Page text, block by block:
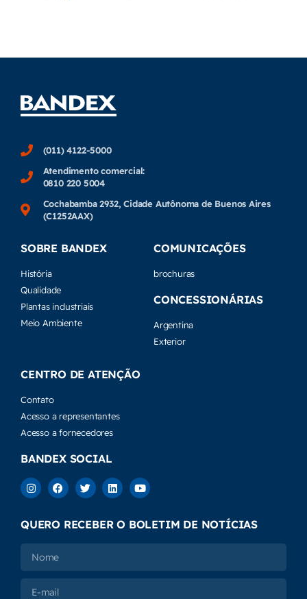
(011) 4122-5000
Atendimento comercial:
0810 220 5004
Cochabamba 2932, Cidade Autônoma de Buenos Aires
(C1252AAX)
SOBRE BANDEX
História
Qualidade
Plantas industriais
Meio Ambiente
COMUNICAÇÕES
brochuras
CONCESSIONÁRIAS
Argentina
Exterior
CENTRO DE ATENÇÃO
Contato
Acesso a representantes
Acesso a fornecedores
BANDEX SOCIAL
QUERO RECEBER O BOLETIM DE NOTÍCIAS